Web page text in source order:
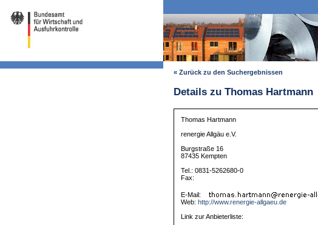
« Zurück zu den Suchergebnissen
Details zu Thomas Hartmann
Thomas Hartmann
renergie Allgäu e.V.
Burgstraße 16
87435 Kempten
Tel.: 0831-5262680-0
Fax:
E-Mail:
Web: http://www.renergie-allgaeu.de
Link zur Anbieterliste: